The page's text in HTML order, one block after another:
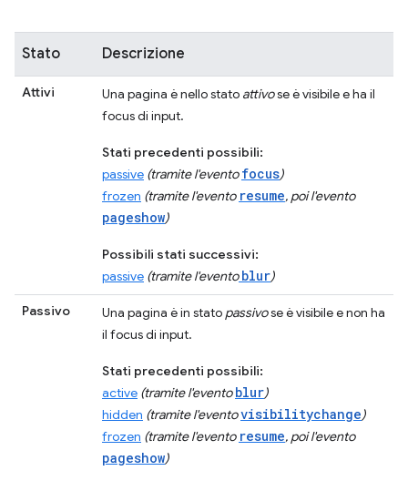
Stato Descrizione
Attivi Una pagina è nello stato attivose è visibile e ha il
focus di input.
Stati precedenti possibili:
passive (tramite l'eventofocus)
frozen (tramite l'evento resume, poi l'evento
pageshow)
Possibili stati successivi:
passive (tramite l'evento blur)
Passivo Una pagina è in stato passivose è visibile e non ha
il focus di input.
Stati precedenti possibili:
active (tramite l'eventoblur)
hidden (tramite l'eventovisibilitychange)
frozen (tramite l'evento resume, poi l'evento
pageshow)